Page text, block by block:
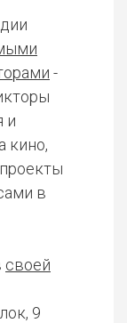
-
и
кино,
в
своей
9